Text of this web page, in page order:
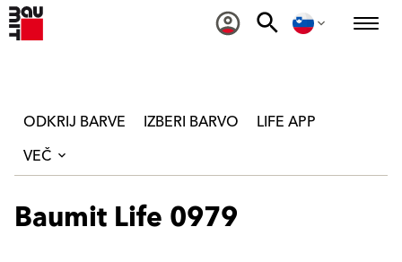
ODKRIJ BARVE IZBERI BARVO
LIFE APP
VEČ
Baumit Life 0979